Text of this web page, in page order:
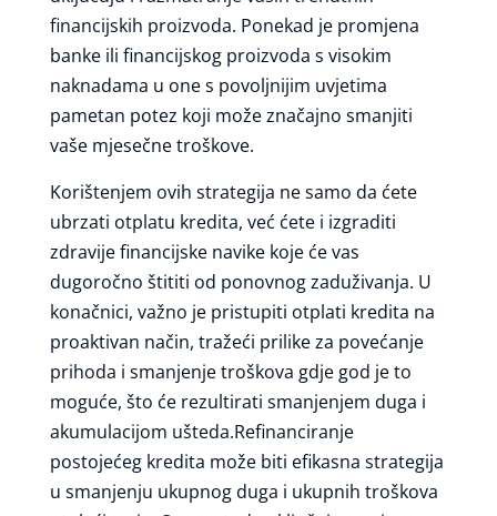
financijskih proizvoda. Ponekad je promjena
banke ili financijskog proizvoda s visokim
naknadama u one s povoljnijim uvjetima
pametan potez koji može značajno smanjiti
vaše mjesečne troškove.
Korištenjem ovih strategija ne samo da ćete
ubrzati otplatu kredita, već ćete i izgraditi
zdravije financijske navike koje će vas
dugoročno štititi od ponovnog zaduživanja. U
konačnici, važno je pristupiti otplati kredita na
proaktivan način, tražeći prilike za povećanje
prihoda i smanjenje troškova gdje god je to
moguće, što će rezultirati smanjenjem duga i
akumulacijom ušteda.Refinanciranje
postojećeg kredita može biti efikasna strategija
u smanjenju ukupnog duga i ukupnih troškova